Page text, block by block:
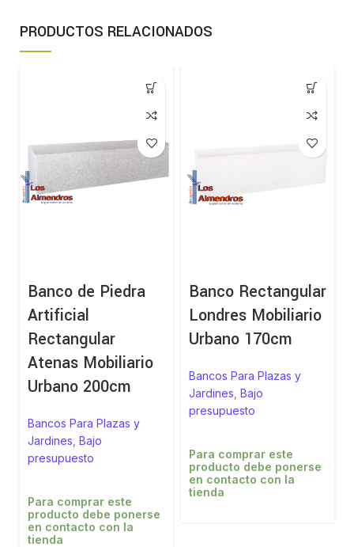
PRODUCTOS RELACIONADOS
Banco de Piedra
Artificial
Rectangular
Atenas Mobiliario
Urbano 200cm
Bancos Para Plazas y
Jardines ,Bajo
presupuesto
Para comprar este
producto debe ponerse
en contacto con la
tienda
Banco Rectangular
Londres Mobiliario
Urbano 170cm
Bancos Para Plazas y
Jardines Bajo
presupuesto
Para comprar este
producto debe ponerse
en contacto con la
tienda